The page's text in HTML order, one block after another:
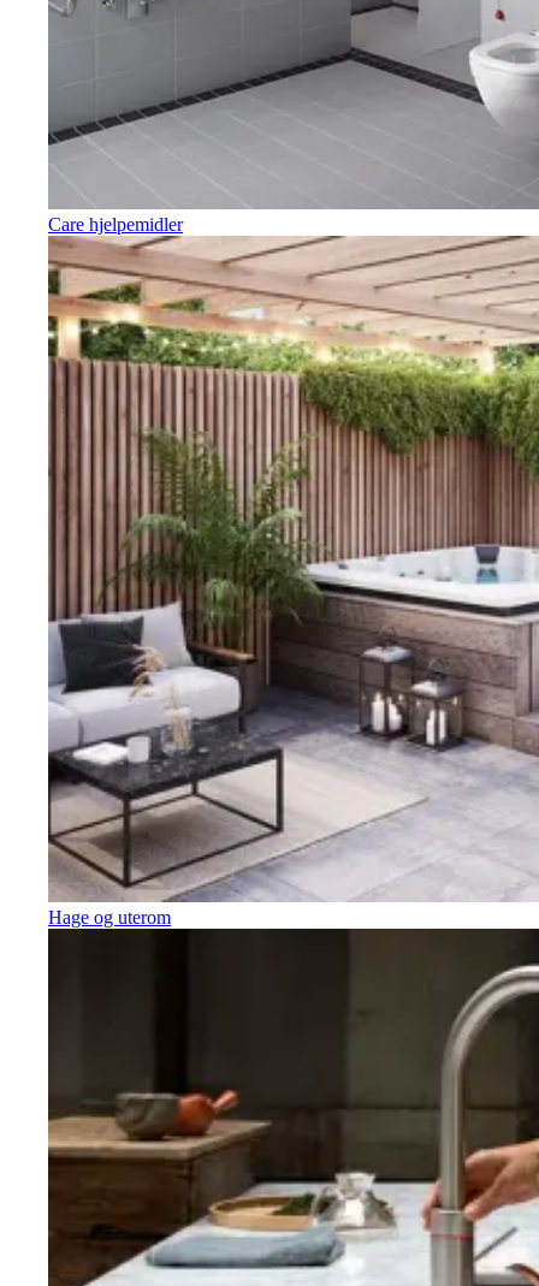
Care hjelpemidler
Hage og uterom